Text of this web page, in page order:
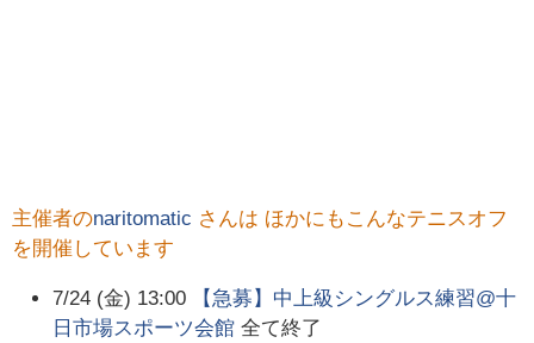
主催者のnaritomatic さんは ほかにもこんなテニスオフ
を開催しています
7/24 (金) 13:00
【急募】中上級シングルス練習@十
日市場スポーツ会館 全て終了